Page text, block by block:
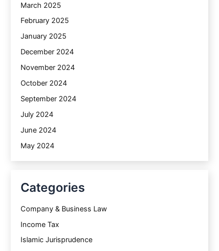
March 2025
February 2025
January 2025
December 2024
November 2024
October 2024
September 2024
July 2024
June 2024
May 2024
Categories
Company & Business Law
Income Tax
Islamic Jurisprudence